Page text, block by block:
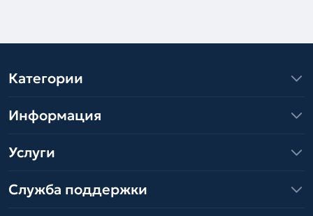
Категории
Информация
Услуги
Служба поддержки